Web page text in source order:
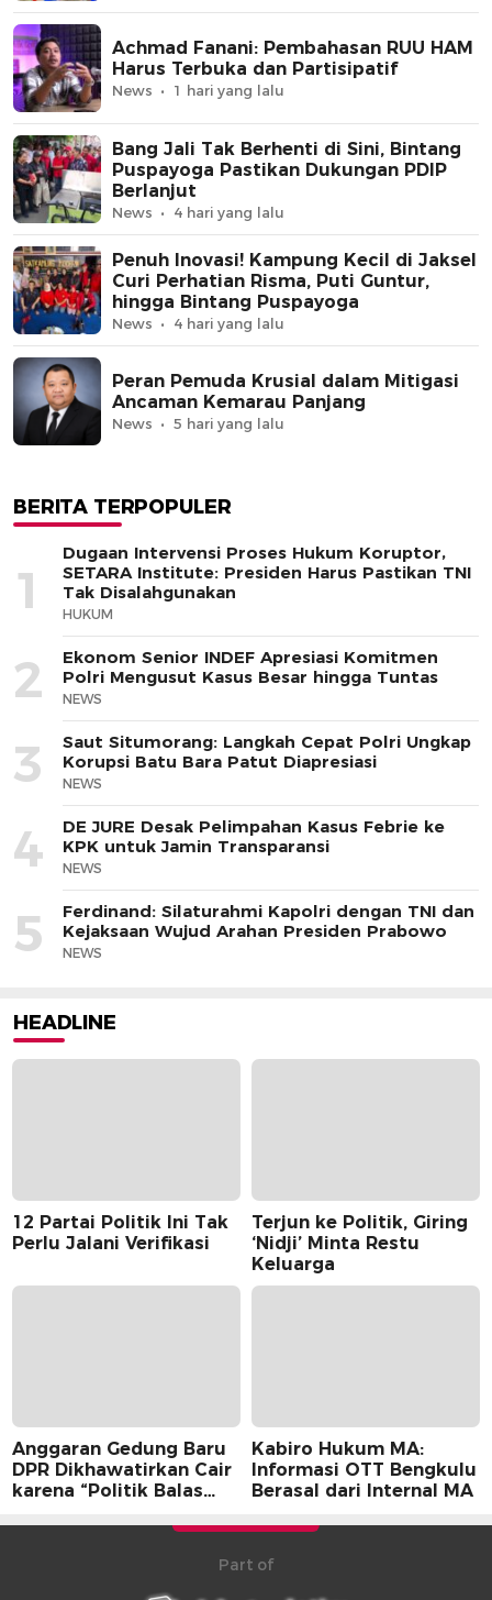
Achmad Fanani: Pembahasan RUU HAM
Harus Terbuka dan Partisipatif
News 1 hari yang lalu
Bang Jali Tak Berhenti di Sini, Bintang
Puspayoga Pastikan Dukungan PDIP
Berlanjut
News 4 hari yang lalu
Penuh Inovasi! Kampung Kecil di Jaksel
Curi Perhatian Risma, Puti Guntur,
hingga Bintang Puspayoga
News 4 hari yang lalu
Peran Pemuda Krusial dalam Mitigasi
Ancaman Kemarau Panjang
News 5 hari yang lalu
BERITA TERPOPULER
1
Dugaan Intervensi Proses Hukum Koruptor,
SETARA Institute: Presiden Harus Pastikan TNI
Tak Disalahgunakan
HUKUM
2
Ekonom Senior INDEF Apresiasi Komitmen
Polri Mengusut Kasus Besar hingga Tuntas
NEWS
3
Saut Situmorang: Langkah Cepat Polri Ungkap
Korupsi Batu Bara Patut Diapresiasi
NEWS
4
DE JURE Desak Pelimpahan Kasus Febrie ke
KPK untuk Jamin Transparansi
NEWS
5
Ferdinand: Silaturahmi Kapolri dengan TNI dan
Kejaksaan Wujud Arahan Presiden Prabowo
NEWS
HEADLINE
12 Partai Politik Ini Tak
Perlu Jalani Verifikasi
Terjun ke Politik, Giring
‘Nidji’ Minta Restu
Keluarga
Anggaran Gedung Baru
DPR Dikhawatirkan Cair
karena “Politik Balas
Kabiro Hukum MA:
Informasi OTT Bengkulu
Berasal dari Internal MA
Part of